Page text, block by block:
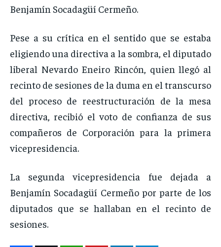
Benjamín Socadagüí Cermeño.
Pese a su crítica en el sentido que se estaba
eligiendo una directiva a la sombra, el diputado
liberal Nevardo Eneiro Rincón, quien llegó al
recinto de sesiones de la duma en el transcurso
del proceso de reestructuración de la mesa
directiva, recibió el voto de confianza de sus
compañeros de Corporación para la primera
vicepresidencia.
La segunda vicepresidencia fue dejada a
Benjamín Socadagüí Cermeño por parte de los
diputados que se hallaban en el recinto de
sesiones.